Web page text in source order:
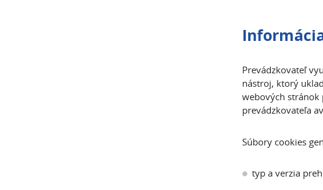
Prevádzkovateľ
nástroj, ktorý
webových stránok
prevádzkovateľa
Súbory cookies
typ a verzia